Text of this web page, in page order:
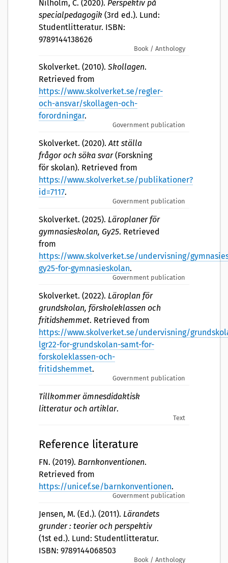
Nilholm, C. (2020). Perspektiv på
specialpedagogik (3rd ed.). Lund:
Studentlitteratur. ISBN:
9789144138626
Book / Anthology
Skolverket. (2010). Skollagen.
Retrieved from
https://www.skolverket.se/regler-
och-ansvar/skollagen-och-
forordningar.
Government publication
Skolverket. (2020). Att ställa
frågor och söka svar(Forskning
för skolan). Retrieved from
https://www.skolverket.se/publikationer?
id=7117.
Government publication
Skolverket. (2025). Läroplaner för
gymnasieskolan, Gy25. Retrieved
from
https://www.skolverket.se/undervisning/
gy25-for-gymnasieskolan.
Government publication
Skolverket. (2022). Läroplan för
grundskolan, förskoleklassen och
fritidshemmet. Retrieved from
https://www.skolverket.se/undervisning/
lgr22-for-grundskolan-samt-for-
forskoleklassen-och-
fritidshemmet.
Government publication
Tillkommer ämnesdidaktisk
litteratur och artiklar.
Text
Reference literature
FN. (2019). Barnkonventionen.
Retrieved from
https://unicef.se/barnkonventionen.
Government publication
Jensen, M. (Ed.). (2011). Lärandets
grunder : teorier och perspektiv
(1st ed.). Lund: Studentlitteratur.
ISBN: 9789144068503
Book / Anthology